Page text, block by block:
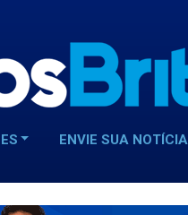
ENVIE SUA NOTÍCIA